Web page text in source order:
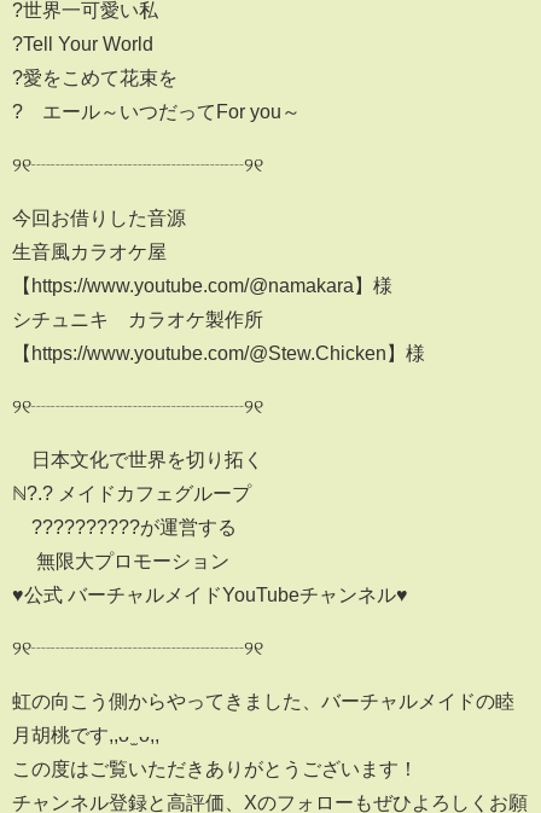
?世界一可愛い私
?Tell Your World
?愛をこめて花束を
?∞エール～いつだってFor you～
୨୧┈┈┈┈┈┈┈┈┈┈┈୨୧
今回お借りした音源
生音風カラオケ屋
【https://www.youtube.com/@namakara】様
シチュニキ カラオケ製作所
【https://www.youtube.com/@Stew.Chicken】様
୨୧┈┈┈┈┈┈┈┈┈┈┈୨୧
日本文化で世界を切り拓く
ℕ?.? メイドカフェグループㅤ
??????????が運営する
無限大プロモーション
♥公式 バーチャルメイドYouTubeチャンネル♥
୨୧┈┈┈┈┈┈┈┈┈┈┈୨୧
虹の向こう側からやってきました、バーチャルメイドの睦
月胡桃です,,ᴗ ̫ ᴗ,,
この度はご覧いただきありがとうございます！
チャンネル登録と高評価、Xのフォローもぜひよろしくお願